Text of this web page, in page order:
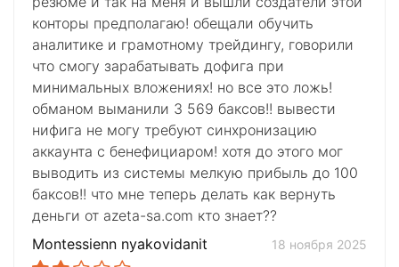
конторы предполагаю! обещали обучить
аналитике и грамотному трейдингу, говорили
что смогу зарабатывать дофига при
минимальных вложениях! но все это ложь!
обманом выманили 3 569 баксов!! вывести
нифига не могу требуют синхронизацию
аккаунта с бенефициаром! хотя до этого мог
выводить из системы мелкую прибыль до 100
баксов!! что мне теперь делать как вернуть
деньги от azeta-sa.com кто знает??
Montessienn nyakovidanit
18 ноября 2025